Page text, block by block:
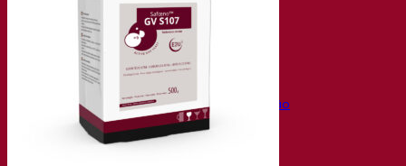
Nossa empresa
Sobre nós
Especialista em fermentação
O Campus Fermentis
Uma equipe apaixonada